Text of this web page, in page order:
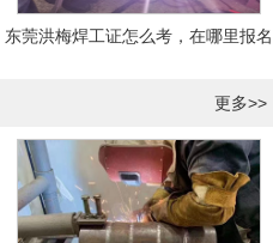
东莞洪梅焊工证怎么考，在哪里报名
更多>>